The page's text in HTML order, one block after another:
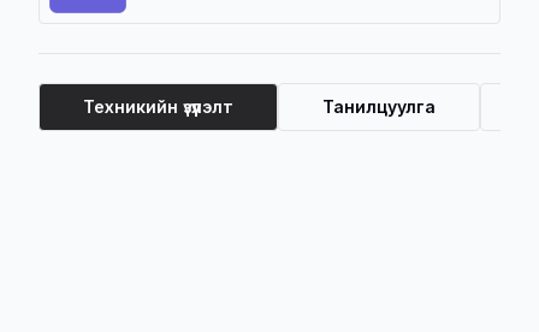
Техникийн үзүүлэлт Танилцуулга